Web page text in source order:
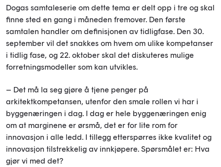
Dogas samtaleserie om dette tema er delt opp i tre og skal
finne sted en gang i måneden fremover. Den første
samtalen handler om definisjonen av tidligfase. Den 30.
september vil det snakkes om hvem om ulike kompetanser
i tidlig fase, og 22. oktober skal det diskuteres mulige
forretningsmodeller som kan utvikles.
– Det må la seg gjøre å tjene penger på
arkitektkompetansen, utenfor den smale rollen vi har i
byggenæringen i dag. I dag er hele byggenæringen enig
om at marginene er ørsmå, det er for lite rom for
innovasjon i alle ledd. I tillegg etterspørres ikke kvalitet og
innovasjon tilstrekkelig av innkjøpere. Spørsmålet er: Hva
gjør vi med det?